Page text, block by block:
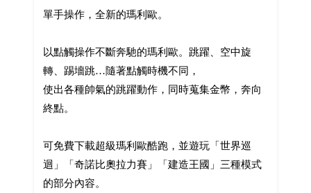
單手操作，全新的瑪利歐。
以點觸操作不斷奔馳的瑪利歐。跳躍、空中旋
轉、踢墻跳…隨著點觸時機不同，
使出各種帥氣的跳躍動作，同時蒐集金幣，奔向
終點。
可免費下載超級瑪利歐酷跑，並遊玩「世界巡
迴」「奇諾比奧拉力賽」「建造王國」三種模式
的部分內容。